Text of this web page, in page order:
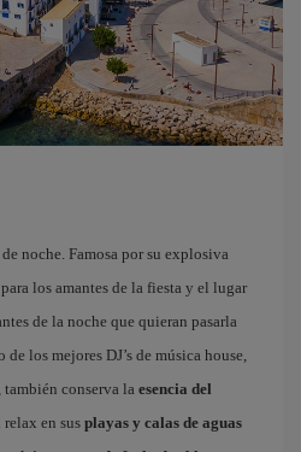
noche. Famosa por su explosiva
los amantes de la fiesta y el lugar
de la noche que quieran pasarla
los mejores DJ’s de música house,
también conserva la esencia del
en susplayas y calas de aguas